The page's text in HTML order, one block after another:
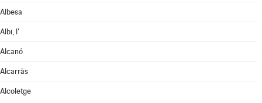
Albesa
Albi, l'
Alcanó
Alcarràs
Alcoletge